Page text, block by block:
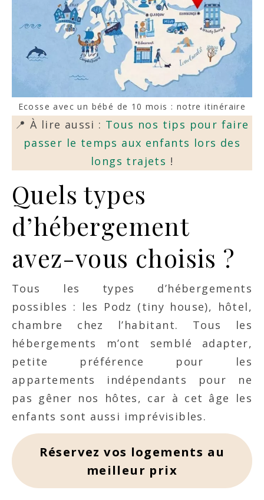
Ecosse avec un bébé de 10 mois : notre itinéraire
📍 À lire aussi : Tous nos tips pour faire
passer le temps aux enfants lors des
longs trajets !
Quels types
d’hébergement
avez-vous choisis ?
Tous les types d’hébergements
possibles : les Podz (tiny house), hôtel,
chambre chez l’habitant. Tous les
hébergements m’ont semblé adapter,
petite préférence pour les
appartements indépendants pour ne
pas gêner nos hôtes, car à cet âge les
enfants sont aussi imprévisibles.
Réservez vos logements au
meilleur prix